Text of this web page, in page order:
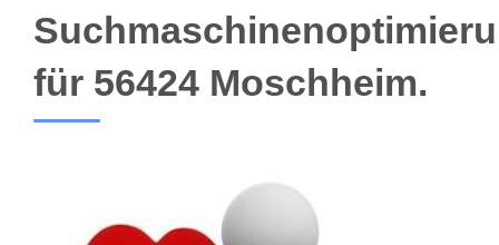
für 56424 Moschheim.